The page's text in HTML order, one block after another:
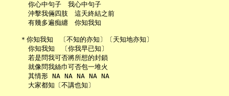
     你心中句子　我心中句子
     沖擊我倆四肢　這天終結之前
     有幾多遍痴纏　你知我知
   ＊你知我知　〔不知的亦知〕〔天知地亦知〕
     你知我知　〔你我早已知〕
     若是問我可否將所想的封鎖
     就像問我絲巾可否包一堆火
     其情形 NA NA NA NA NA
     大家都知〔不講也知〕